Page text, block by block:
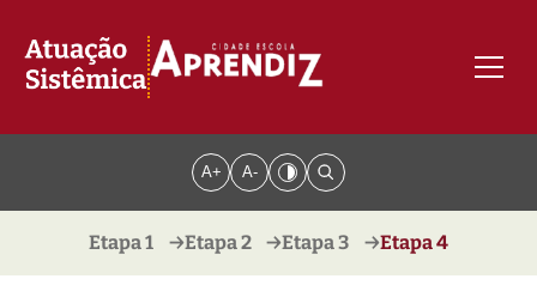
content
A+ A-
Etapa 1 →Etapa 2 →Etapa 3 →Etapa 4